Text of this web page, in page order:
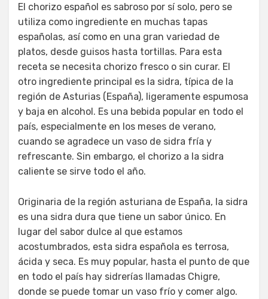
El chorizo español es sabroso por sí solo, pero se
utiliza como ingrediente en muchas tapas
españolas, así como en una gran variedad de
platos, desde guisos hasta tortillas. Para esta
receta se necesita chorizo fresco o sin curar. El
otro ingrediente principal es la sidra, típica de la
región de Asturias (España), ligeramente espumosa
y baja en alcohol. Es una bebida popular en todo el
país, especialmente en los meses de verano,
cuando se agradece un vaso de sidra fría y
refrescante. Sin embargo, el chorizo a la sidra
caliente se sirve todo el año.
Originaria de la región asturiana de España, la sidra
es una sidra dura que tiene un sabor único. En
lugar del sabor dulce al que estamos
acostumbrados, esta sidra española es terrosa,
ácida y seca. Es muy popular, hasta el punto de que
en todo el país hay sidrerías llamadas Chigre,
donde se puede tomar un vaso frío y comer algo.